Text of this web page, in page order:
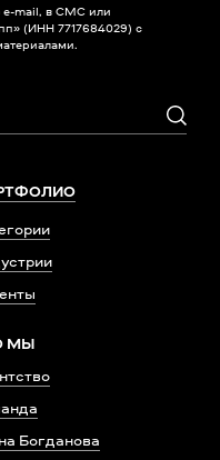
МЫ
Богданова
e-mail, в СМС или
(ИНН 7717684029) с